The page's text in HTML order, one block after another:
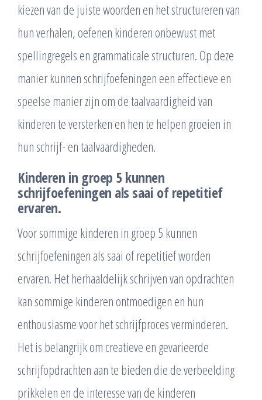
kiezen van de juiste woorden en het structureren van
hun verhalen, oefenen kinderen onbewust met
spellingregels en grammaticale structuren. Op deze
manier kunnen schrijfoefeningen een effectieve en
speelse manier zijn om de taalvaardigheid van
kinderen te versterken en hen te helpen groeien in
hun schrijf- en taalvaardigheden.
Kinderen in groep 5 kunnen
schrijfoefeningen als saai of repetitief
ervaren.
Voor sommige kinderen in groep 5 kunnen
schrijfoefeningen als saai of repetitief worden
ervaren. Het herhaaldelijk schrijven van opdrachten
kan sommige kinderen ontmoedigen en hun
enthousiasme voor het schrijfproces verminderen.
Het is belangrijk om creatieve en gevarieerde
schrijfopdrachten aan te bieden die de verbeelding
prikkelen en de interesse van de kinderen